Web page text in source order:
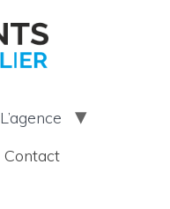
L’agence
Contact